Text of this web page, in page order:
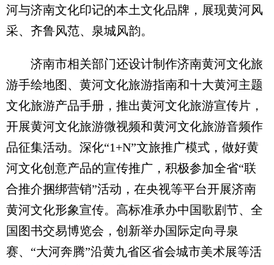
河与济南文化印记的本土文化品牌，展现黄河风
采、齐鲁风范、泉城风韵。
济南市相关部门还设计制作济南黄河文化旅
游手绘地图、黄河文化旅游指南和十大黄河主题
文化旅游产品手册，推出黄河文化旅游宣传片，
开展黄河文化旅游微视频和黄河文化旅游音频作
品征集活动。深化“1+N”文旅推广模式，做好黄
河文化创意产品的宣传推广，积极参加全省“联
合推介捆绑营销”活动，在央视等平台开展济南
黄河文化形象宣传。高标准承办中国歌剧节、全
国图书交易博览会，创新举办国际定向寻泉
赛、“大河奔腾”沿黄九省区省会城市美术展等活